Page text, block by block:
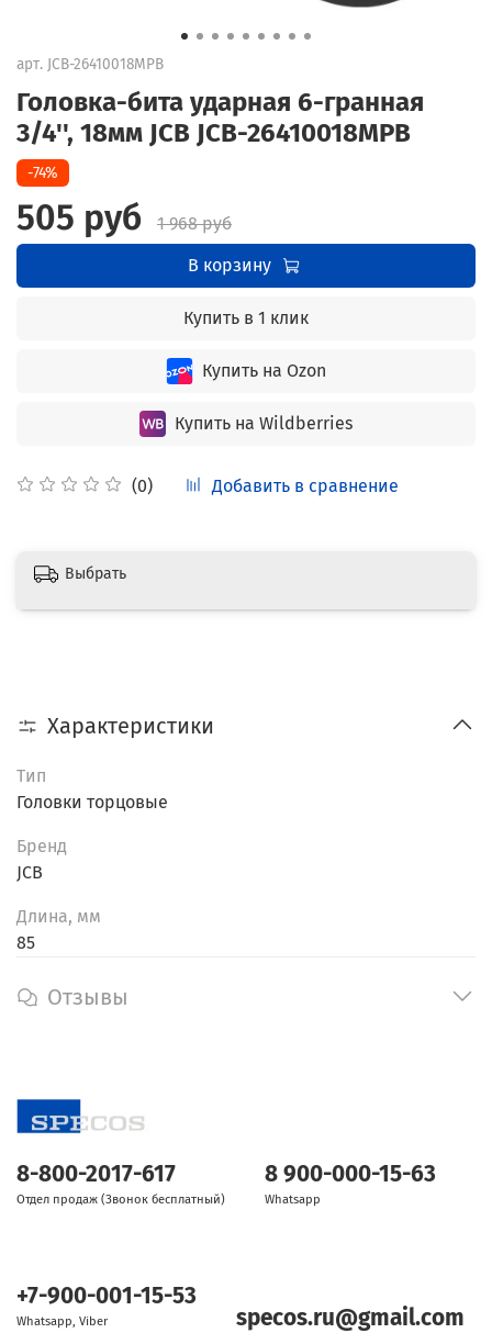
арт. JCB-26410018MPB
Головка-бита ударная 6-гранная
3/4'', 18мм JCB JCB-26410018MPB
(0) Добавить в сравнение
-74%
505 руб
1 968 руб
В корзину
Купить в 1 клик
Купить на Ozon
Купить на Wildberries
Выбрать
Характеристики
Тип
Головки торцовые
Бренд
JCB
Длина, мм
85
Отзывы
8-800-2017-617
Отдел продаж (Звонок бесплатный)
8 900-000-15-63
Whatsapp
+7-900-001-15-53
Whatsapp, Viber specos.ru@gmail.com